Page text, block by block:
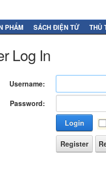
PHẨM SÁCH ĐIỆN TỬ THỦ
Log In
Username:
Password:
Login
Register